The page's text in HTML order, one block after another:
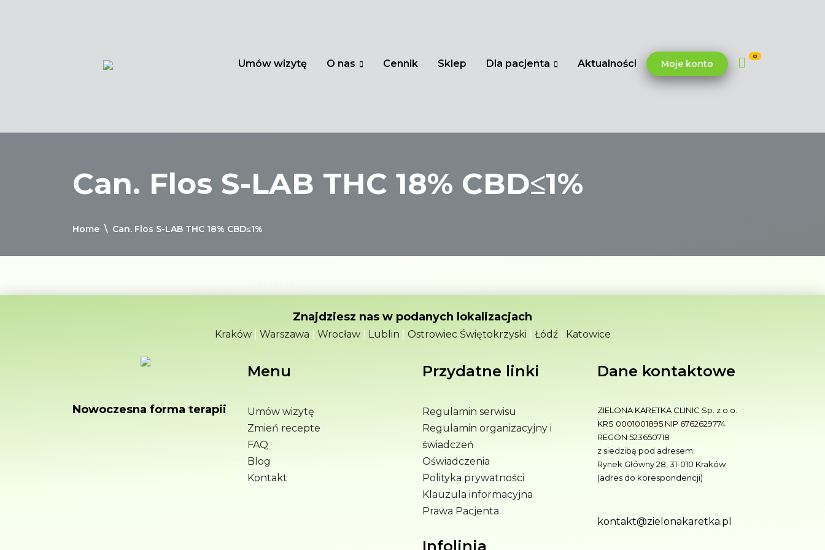
Umów wizytę O nas Cennik Sklep Dla pacjenta Aktualności Moje konto
0
Can. Flos S-LAB THC 18% CBD≤1%
Home \ Can. Flos S-LAB THC 18% CBD≤1%
Znajdziesz nas w podanych lokalizacjach
Kraków| Warszawa Wrocław| Lublin Ostrowiec Świętokrzyski Łódź| Katowice
Nowoczesna forma terapii
Menu
Umów wizytę
Zmień recepte
FAQ
Blog
Kontakt
Przydatne linki
Regulamin serwisu
Regulamin organizacyjny i
świadczeń
Oświadczenia
Polityka prywatności
Klauzula informacyjna
Prawa Pacjenta
Infolinia
Dane kontaktowe
ZIELONA KARETKA CLINIC Sp. z o.o.
KRS 0001001895 NIP 6762629774
REGON 523650718
z siedzibą pod adresem:
Rynek Główny 28, 31-010 Kraków
(adres do korespondencji)
kontakt@zielonakaretka.pl